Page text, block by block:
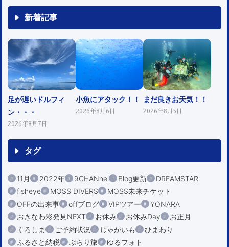
新着記事
足が遅いドルフィ
ン・・・
2026年8月7日
小魚にアタック！！
2026年8月6日
まだ良きお天気！！
2026年8月5日
タグ
11月 2022年 9CHANnel Blog更新
DREAMSTAR
fisheye
MOSS DIVERS
MOSS未来チケット
OFFの出来事
offブログ VIPツアー
YONARA
おきなわ彩発見NEXT
お休み お休みDay
お正月
くろしま
ご予約状況 じゃがいも
ひまわり
ふるさと納税
ぶらり旅
ゆるフォト